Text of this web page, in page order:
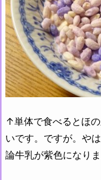
↑単体で食べるとほ
いです。ですが。や
論牛乳が紫色になり